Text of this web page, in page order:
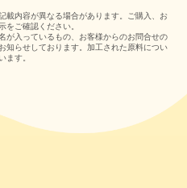
載内容が異なる場合があります。ご購入、お
をご確認ください。
が入っているもの、お客様からのお問合せの
知らせしております。加工された原料につい
ます。